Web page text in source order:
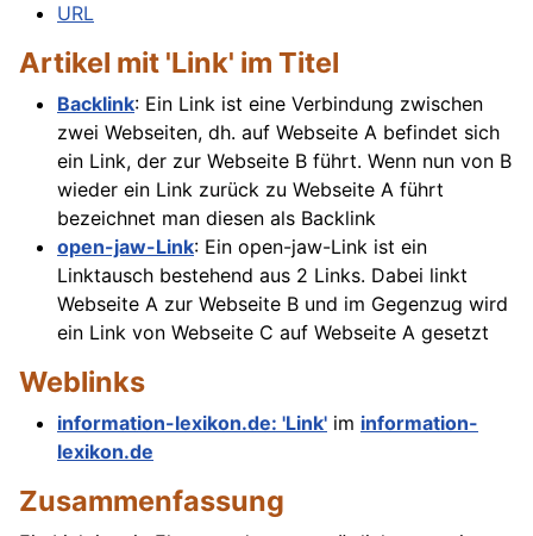
URL
Artikel mit 'Link' im Titel
Backlink: Ein Link ist eine Verbindung zwischen
zwei Webseiten, dh. auf Webseite A befindet sich
ein Link, der zur Webseite B führt. Wenn nun von B
wieder ein Link zurück zu Webseite A führt
bezeichnet man diesen als Backlink
open-jaw-Link: Ein open-jaw-Link ist ein
Linktausch bestehend aus 2 Links. Dabei linkt
Webseite A zur Webseite B und im Gegenzug wird
ein Link von Webseite C auf Webseite A gesetzt
Weblinks
information-lexikon.de: 'Link' im information-
lexikon.de
Zusammenfassung